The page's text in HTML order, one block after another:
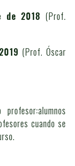
de 2018 (Prof.
(Prof. Óscar
cuando se